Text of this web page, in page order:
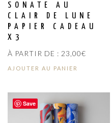
SONATE AU
CLAIR DE LUNE
PAPIER CADEAU
X3
À PARTIR DE : 23,00€
AJOUTER AU PANIER
Save